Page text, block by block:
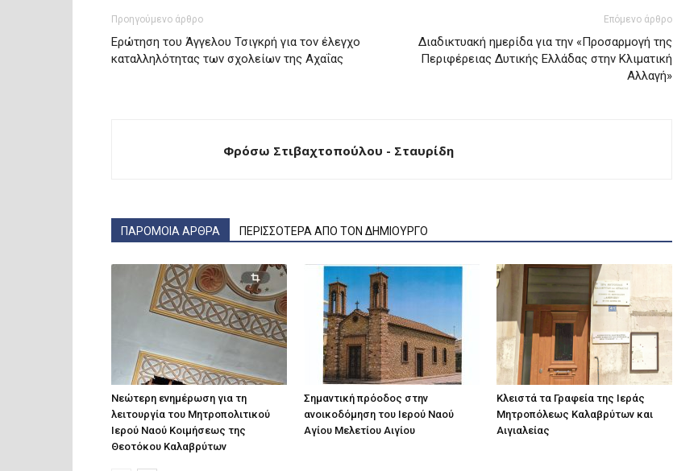
Προηγούμενο άρθρο
Eρώτηση του Άγγελου Τσιγκρή για τον έλεγχο
καταλληλότητας των σχολείων της Αχαΐας
Επόμενο άρθρο
Διαδικτυακή ημερίδα για την «Προσαρμογή της
Περιφέρειας Δυτικής Ελλάδας στην Κλιματική
Αλλαγή»
Φρόσω Στιβαχτοπούλου - Σταυρίδη
ΠΑΡΟΜΟΙΑ ΑΡΘΡΑ ΠΕΡΙΣΣΟΤΕΡΑ ΑΠΟ ΤΟΝ ΔΗΜΙΟΥΡΓΟ
Νεώτερη ενημέρωση για τη
λειτουργία του Μητροπολιτικού
Ιερού Ναού Κοιμήσεως της
Θεοτόκου Καλαβρύτων
Σημαντική πρόοδος στην
ανοικοδόμηση του Ιερού Ναού
Αγίου Μελετίου Αιγίου
Κλειστά τα Γραφεία της Ιεράς
Μητροπόλεως Καλαβρύτων και
Αιγιαλείας